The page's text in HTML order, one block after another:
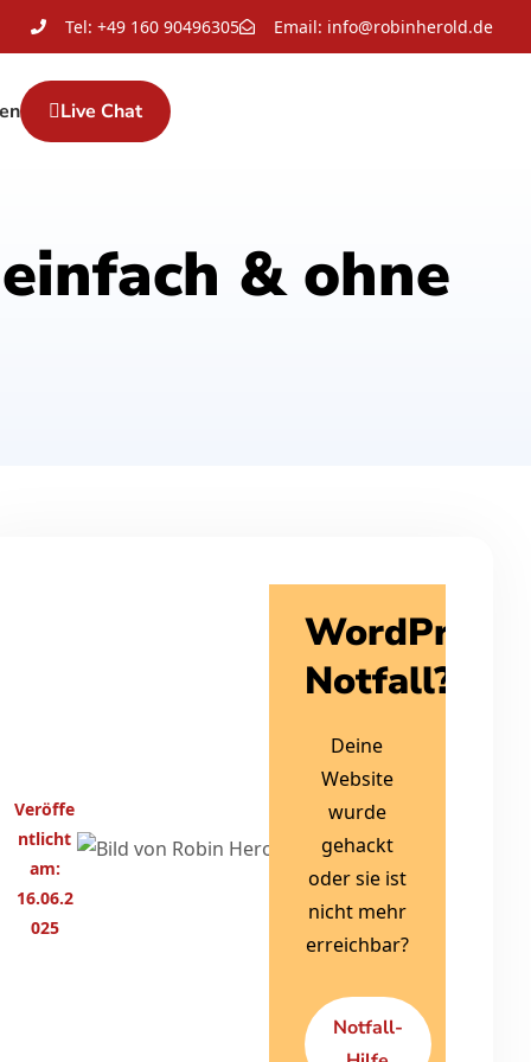
Tel: +49 160 90496305 Email: info@robinherold.de
Live Chat
& ohne
Veröffe
ntlicht
am:
16.06.2
025
Robin
Herold
Ich löse
WordPress
Problem
und
schreibe
hier über
Tipps und
Tricks rund
WordPress,
Sicherheit
WordPress
Notfall?
Deine
Website
wurde
gehackt
oder sie ist
nicht mehr
erreichbar?
Notfall-